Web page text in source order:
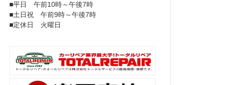
■平日 午前10時～午後7時
■土日祝 午前9時～午後7時
■定休日 火曜日